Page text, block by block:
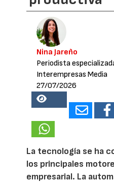
Nina Jareño
Periodista
Interempresas Media
27/07/2026
15358
La tecnología se ha
los principales
empresarial. La